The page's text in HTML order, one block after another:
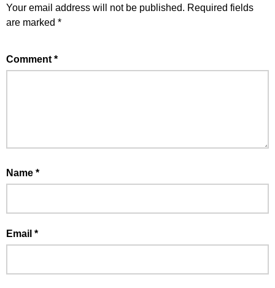
Your email address will not be published. Required fields
are marked *
Comment *
Name *
Email *